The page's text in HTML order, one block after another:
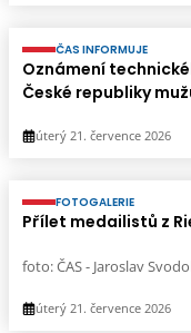
ČAS INFORMUJE
Oznámení
České republiky
úterý 21. července 2026
FOTOGALERIE
Přílet medailistů z
foto: ČAS - Jaroslav
úterý 21. července 2026